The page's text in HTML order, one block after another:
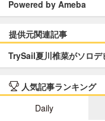
Powered by Ameba
提供元関連記事
TrySail夏川椎菜がソロデ
人気記事ランキング
Daily